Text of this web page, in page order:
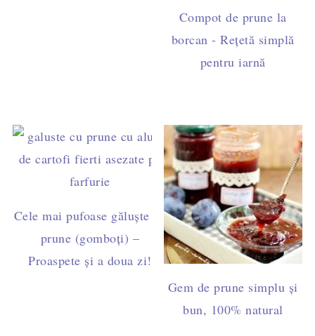
Compot de prune la
borcan - Rețetă simplă
pentru iarnă
Cele mai pufoase găluște cu
prune (gomboți) –
Proaspete și a doua zi!
Gem de prune simplu și
bun, 100% natural